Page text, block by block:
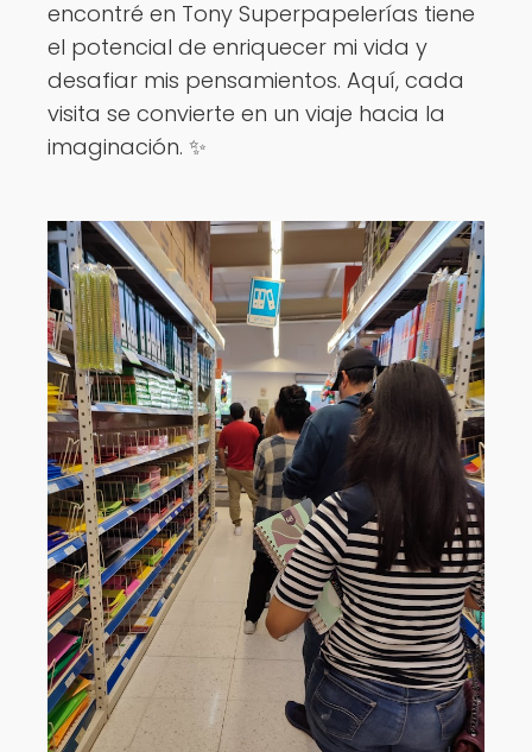
encontré en Tony Superpapelerías tiene
el potencial de enriquecer mi vida y
desafiar mis pensamientos. Aquí, cada
visita se convierte en un viaje hacia la
imaginación. ✨